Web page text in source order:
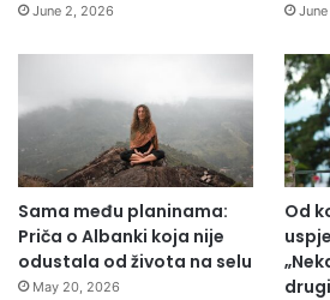
June 2, 2026
Sama među planinama:
Priča o Albanki koja nije
odustala od života na selu
May 20, 2026
Od